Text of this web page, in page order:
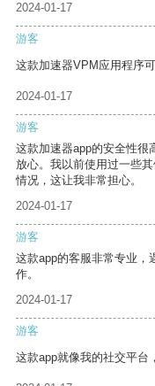
2024-01-17
游客
这款加速器VPM应用程序
2024-01-17
游客
这款加速器app的安全性很
放心。我以前使用过一些
情况，这让我非常担心。
2024-01-17
游客
这款app的客服非常专业，
作。
2024-01-17
游客
这款app就像我的社交平台